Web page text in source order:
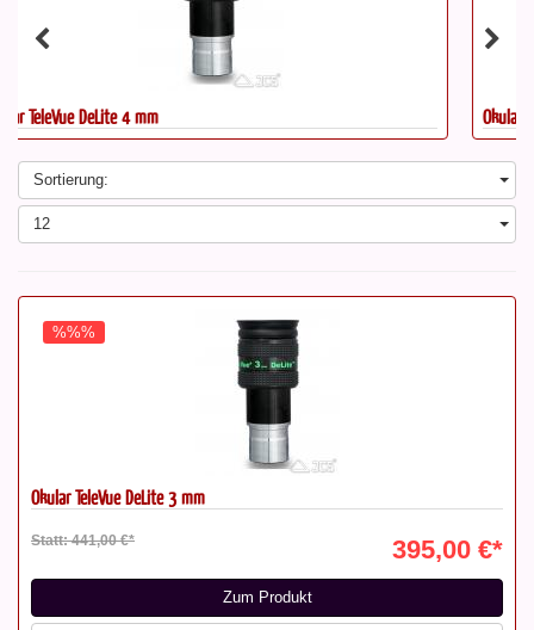
Okular TeleVue DeLite 3 mm
Sortierung:
12
%%%
Okular TeleVue DeLite 3 mm
Statt: 441,00 €* 395,00 €*
Zum Produkt